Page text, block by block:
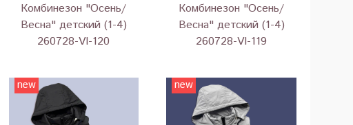
Комбинезон "Осень/
Весна" детский (1-4)
260728-VI-120
Комбинезон "Осень/
Весна" детский (1-4)
260728-VI-119
new new